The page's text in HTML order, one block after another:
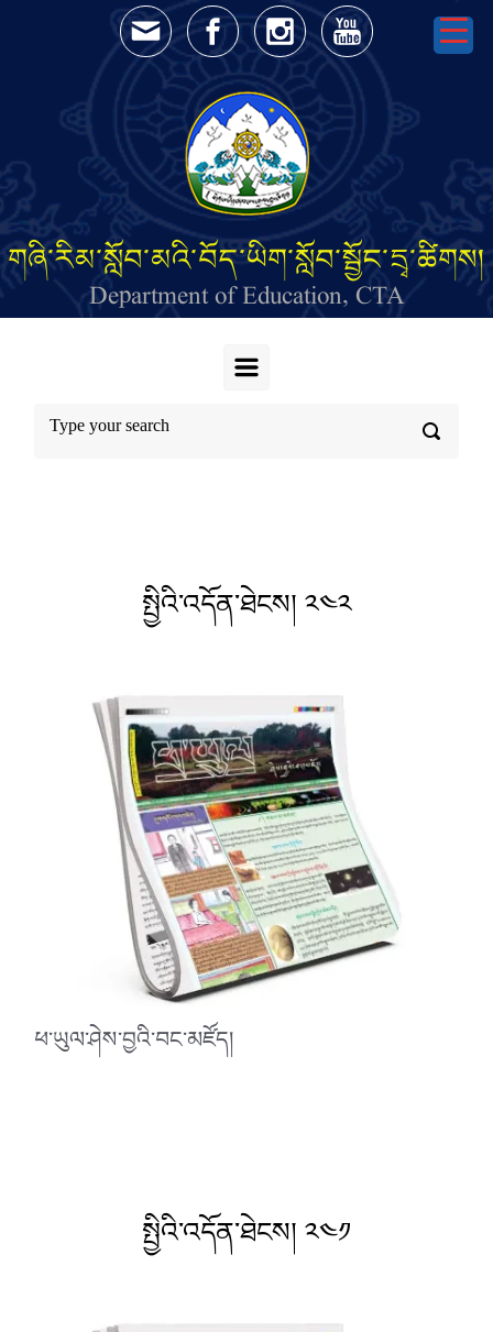
Skip to main content
གཞི་རིམ་སློབ་མའི་བོད་ཡིག་སློབ་སྦྱོང་དྲྭ་ཚིགས།
Department of Education, CTA
སྤྱིའི་འདོན་ཐེངས། ༢༤༢
ཕ་ཡུལ་ཤེས་བྱའི་བང་མཛོད།
སྤྱིའི་འདོན་ཐེངས། ༢༤༡